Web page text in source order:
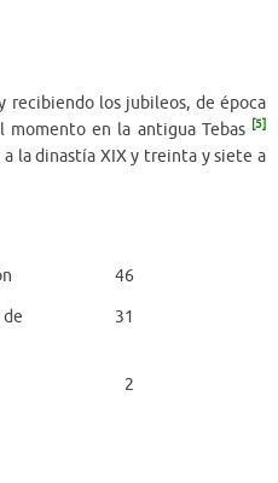
recibiendo los jubileos, de época
momento en la antigua Tebas [5]
la dinastía XIX y treinta y siete a
46
31
2